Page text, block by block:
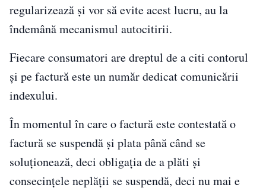
regularizează şi vor să evite acest lucru, au la
îndemână mecanismul autocitirii.
Fiecare consumatori are dreptul de a citi contorul
şi pe factură este un număr dedicat comunicării
indexului.
În momentul în care o factură este contestată o
factură se suspendă şi plata până când se
soluţionează, deci obligaţia de a plăti şi
consecinţele neplăţii se suspendă, deci nu mai e